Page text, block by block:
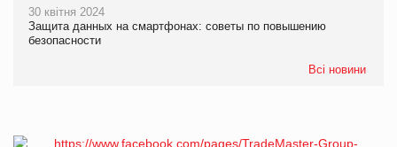
30 квітня 2024
Защита данных на смартфонах: советы по повышению
безопасности
Всі новини